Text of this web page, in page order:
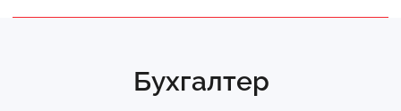
Бухгалтер